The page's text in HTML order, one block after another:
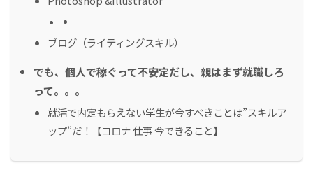
ブログ（ライティングスキル）
でも、個人で稼ぐって不安定だし、親はまず就職しろ
って。。。
就活で内定もらえない学生が今すべきことは”スキルア
ップ”だ！【コロナ 仕事 今できること】